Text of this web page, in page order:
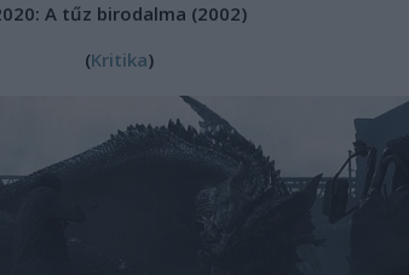
A tűz birodalma (2002)
(Kritika)